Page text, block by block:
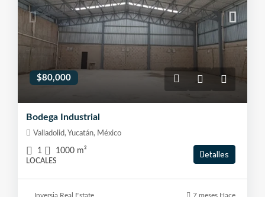
$80,000
Bodega Industrial
Valladolid, Yucatán, México
1 1000 m²
LOCALES
Detalles
Inversia Real Estate 7 meses Hace